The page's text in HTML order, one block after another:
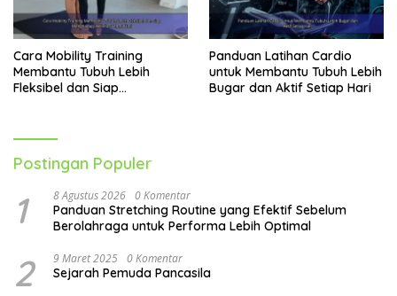
Cara Mobility Training
Membantu Tubuh Lebih
Fleksibel dan Siap
Panduan Latihan Cardio
untuk Membantu Tubuh Lebih
Bugar dan Aktif Setiap Hari
Postingan Populer
1 8 Agustus 2026 0 Komentar
Panduan Stretching Routine yang Efektif Sebelum
Berolahraga untuk Performa Lebih Optimal
2 9 Maret 2025 0 Komentar
Sejarah Pemuda Pancasila